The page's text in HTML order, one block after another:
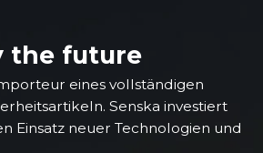
the future
eines vollständigen
Senska investiert
Einsatz neuer Technologien und